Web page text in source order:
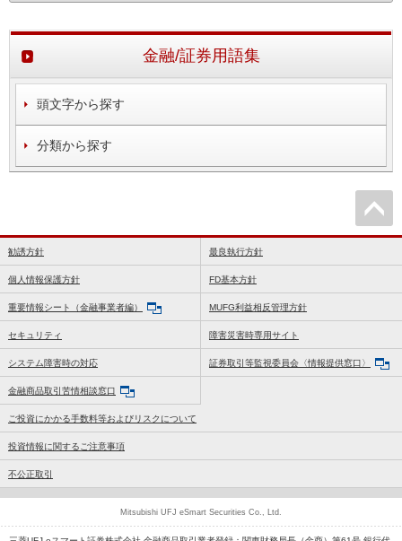
金融/証券用語集
頭文字から探す
分類から探す
勧誘方針 最良執行方針
個人情報保護方針 FD基本方針
重要情報シート（金融事業者編） MUFG利益相反管理方針
セキュリティ 障害災害時専用サイト
システム障害時の対応 証券取引等監視委員会〈情報提供窓口〉
金融商品取引苦情相談窓口
ご投資にかかる手数料等およびリスクについて
投資情報に関するご注意事項
不公正取引
Mitsubishi UFJ eSmart Securities Co., Ltd.